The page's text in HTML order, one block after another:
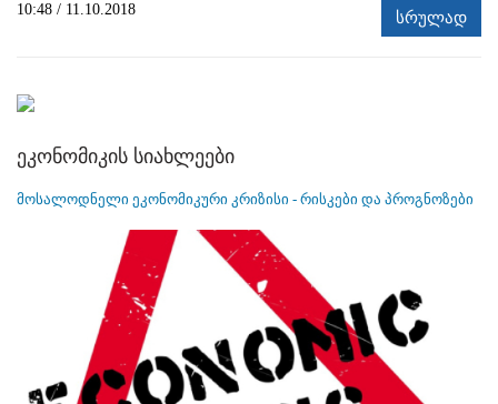
10:48 / 11.10.2018 სრულად
ეკონომიკის სიახლეები
მოსალოდნელი ეკონომიკური კრიზისი - რისკები და პროგნოზები